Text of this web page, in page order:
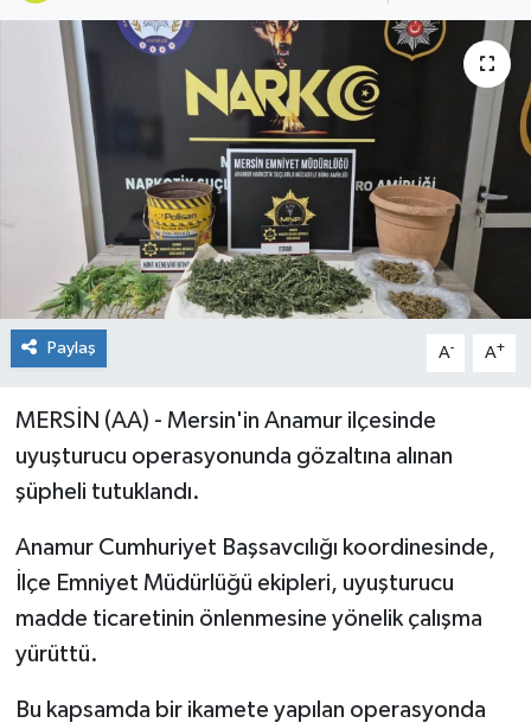
Paylaş A- A+
MERSİN (AA) - Mersin'in Anamur ilçesinde
uyuşturucu operasyonunda gözaltına alınan
şüpheli tutuklandı.
Anamur Cumhuriyet Başsavcılığı koordinesinde,
İlçe Emniyet Müdürlüğü ekipleri, uyuşturucu
madde ticaretinin önlenmesine yönelik çalışma
yürüttü.
Bu kapsamda bir ikamete yapılan operasyonda